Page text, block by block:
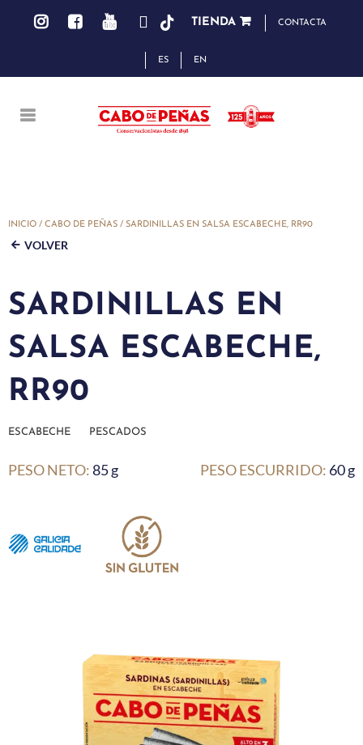
TIENDA CONTACTA
ES EN
INICIO / CABO DE PEÑAS / SARDINILLAS EN SALSA ESCABECHE, RR90
VOLVER
SARDINILLAS EN
SALSA ESCABECHE,
RR90
ESCABECHE PESCADOS
PESO NETO:85 g PESO ESCURRIDO: 60 g